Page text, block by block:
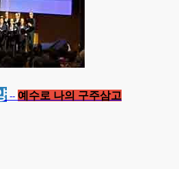
-- 예수로 나의 구주삼고